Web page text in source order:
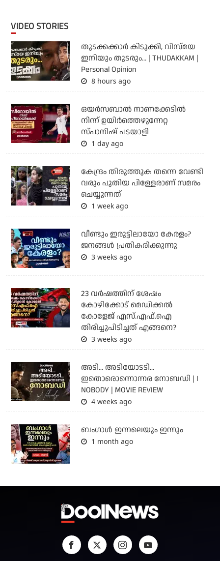
VIDEO STORIES
തുടക്കക്കാര്‍ കിടുക്കി, വിസ്മയ
ഇനിയും തുടരും... | THUDAKKAM |
Personal Opinion
8 hours ago
ഒയര്‍സബാൽ നാണക്കേടിൽ
നിന്ന് ഉയിർത്തെഴുന്നേറ്റ
സ്പാനിഷ് പടയാളി
1 day ago
കേന്ദ്രം തിരുത്തുക തന്നെ വേണ്ടി
വരും പുതിയ പിള്ളേരാണ് സമരം
ചെയ്യുന്നത്
1 week ago
വീണ്ടും ഇരുട്ടിലായോ കേരളം?
ജനങ്ങൾ പ്രതികരിക്കുന്നു
3 weeks ago
23 വർഷത്തിന് ശേഷം
കോഴിക്കോട് മെഡിക്കൽ
കോളേജ് എസ്.എഫ്.ഐ
തിരിച്ചുപിടിച്ചത് എങ്ങനെ?
3 weeks ago
അടി... അടിയോടടി...
ഇതൊരൊന്നൊന്നര നോബഡി | I
NOBODY | MOVIE REVIEW
4 weeks ago
ബംഗാള്‍ ഇന്നലെയും ഇന്നും
1 month ago